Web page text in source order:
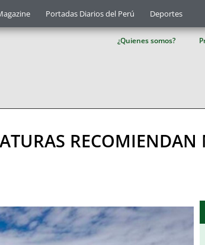
Portadas Diarios del Perú Deportes
¿Quienes somos?
RECOMIENDAN